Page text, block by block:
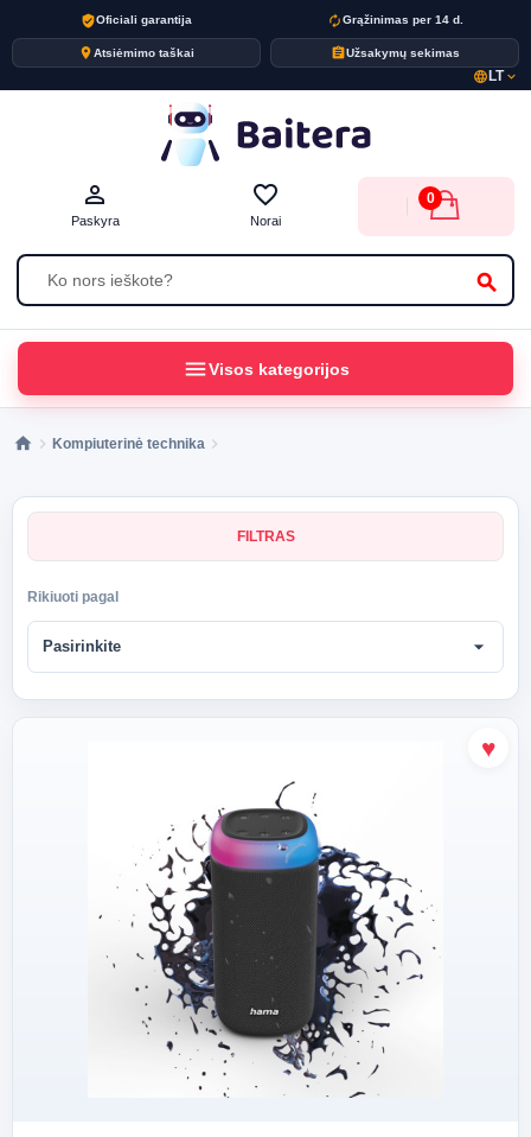
verified_userOficiali garantija autorenewGrąžinimas per 14 d.
placeAtsiėmimo taškai assignmentUžsakymų sekimas
language LTexpand_more
search
person_outline
Paskyra
favorite_border
Norai
0
menuVisos kategorijos
Kompiuterinė technika
FILTRAS
Rikiuoti pagal
Pasirinkite arrow_drop_down